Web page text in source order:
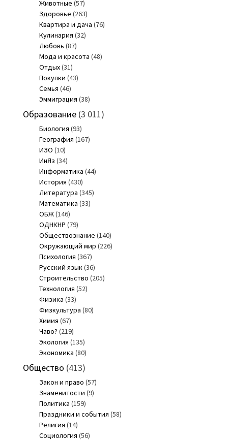
Животные (57)
Здоровье (263)
Квартира и дача (76)
Кулинария (32)
Любовь (87)
Мода и красота (48)
Отдых(31)
Покупки (43)
Семья (46)
Эммиграция (38)
Образование(3 011)
Биология (93)
География (167)
ИЗО (10)
ИнЯз (34)
Информатика (44)
История (430)
Литература (345)
Математика (33)
ОБЖ(146)
ОДНКНР (79)
Обществознание (140)
Окружающий мир (226)
Психология (367)
Русский язык(36)
Строительство (205)
Технология (52)
Физика (33)
Физкультура (80)
Химия (67)
Чаво? (219)
Экология (135)
Экономика (80)
Общество (413)
Закон и право (57)
Знаменитости (9)
Политика (159)
Праздники и события (58)
Религия (14)
Социология (56)